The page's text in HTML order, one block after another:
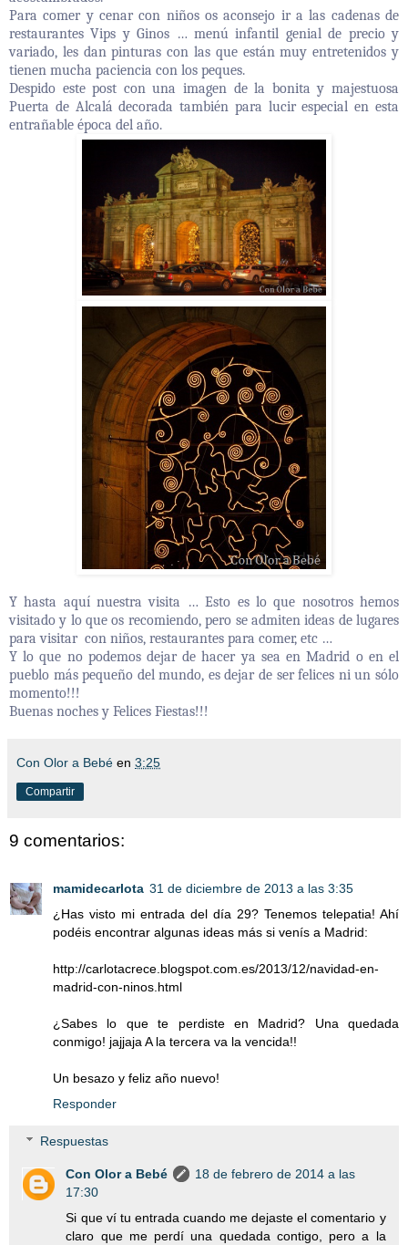
Para comer y cenar con niños os aconsejo ir a las cadenas de
restaurantes Vips y Ginos … menú infantil genial de precio y
variado, les dan pinturas con las que están muy entretenidos y
tienen mucha paciencia con los peques.
Despido este post con una imagen de la bonita y majestuosa
Puerta de Alcalá decorada también para lucir especial en esta
entrañable época del año.
Y hasta aquí nuestra visita … Esto es lo que nosotros hemos
visitado y lo que os recomiendo, pero se admiten ideas de lugares
para visitar con niños, restaurantes para comer, etc …
Y lo que no podemos dejar de hacer ya sea en Madrid o en el
pueblo más pequeño del mundo, es dejar de ser felices ni un sólo
momento!!!
Buenas noches y Felices Fiestas!!!
Con Olor a Bebé en 3:25
Compartir
9 comentarios:
mamidecarlota 31 de diciembre de 2013 a las 3:35
¿Has visto mi entrada del día 29? Tenemos telepatia! Ahí
podéis encontrar algunas ideas más si venís a Madrid:
http://carlotacrece.blogspot.com.es/2013/12/navidad-en-
madrid-con-ninos.html
¿Sabes lo que te perdiste en Madrid? Una quedada
conmigo! jajjaja A la tercera va la vencida!!
Un besazo y feliz año nuevo!
Responder
Respuestas
Con Olor a Bebé
18 de febrero de 2014 a las
17:30
Si que ví tu entrada cuando me dejaste el comentario y
claro que me perdí una quedada contigo, pero a la